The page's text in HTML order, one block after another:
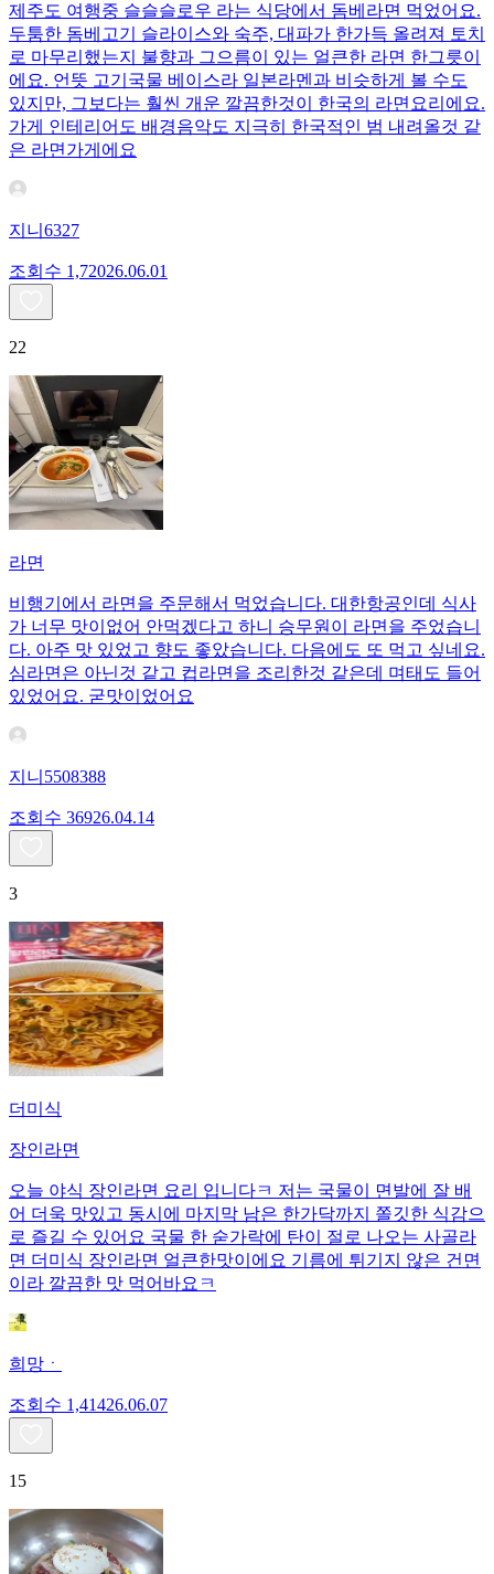
제주도 여행중 슬슬슬로우 라는 식당에서 돔베라면 먹었어요.
두툼한 돔베고기 슬라이스와 숙주, 대파가 한가득 올려져 토치
로 마무리했는지 불향과 그으름이 있는 얼큰한 라면 한그릇이
에요. 언뜻 고기국물 베이스라 일본라멘과 비슷하게 볼 수도
있지만, 그보다는 훨씬 개운 깔끔한것이 한국의 라면요리에요.
가게 인테리어도 배경음악도 지극히 한국적인 범 내려올것 같
은 라면가게에요
지니6327
조회수 1,72026.06.01
22
라면
비행기에서 라면을 주문해서 먹었습니다. 대한항공인데 식사
가 너무 맛이없어 안먹겠다고 하니 승무원이 라면을 주었습니
다. 아주 맛 있었고 향도 좋았습니다. 다음에도 또 먹고 싶네요.
심라면은 아닌것 같고 컵라면을 조리한것 같은데 며태도 들어
있었어요. 굳맛이었어요
지니5508388
조회수 36926.04.14
3
더미식
장인라면
오늘 야식 장인라면 요리 입니다ㅋ 저는 국물이 면발에 잘 배
어 더욱 맛있고 동시에 마지막 남은 한가닥까지 쫄깃한 식감으
로 즐길 수 있어요 국물 한 숟가락에 탄이 절로 나오는 사골라
면 더미식 장인라면 얼큰한맛이에요 기름에 튀기지 않은 건면
이라 깔끔한 맛 먹어바요ㅋ
희망ㆍ
조회수 1,41426.06.07
15